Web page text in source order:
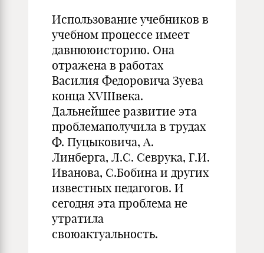
Использование учебников в
учебном процессе имеет
давнююисторию. Она
отражена в работах
Василия Федоровича Зуева
конца XVIIIвека.
Дальнейшее развитие эта
проблемаполучила в трудах
Ф. Пуцыковича, А.
Линберга, Л.С. Севрука, Г.И.
Иванова, С.Бобина и других
известных педагогов. И
сегодня эта проблема не
утратила
своюактуальность.